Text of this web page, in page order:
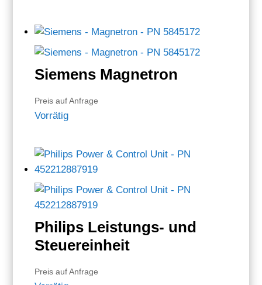
Siemens Magnetron
Preis auf Anfrage
Vorrätig
Philips Leistungs- und
Steuereinheit
Preis auf Anfrage